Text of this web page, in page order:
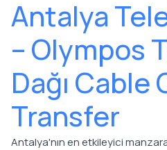
Antalya
– Olympos
Dağı Cable
Transfer
Antalya'nın en etkileyici